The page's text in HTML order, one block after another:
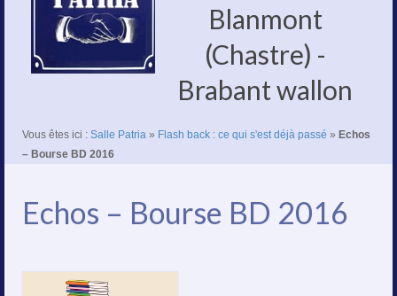
Blanmont
(Chastre) -
Brabant wallon
Vous êtes ici : Salle Patria » Flash back : ce qui s'est déjà passé » Echos
– Bourse BD 2016
Echos – Bourse BD 2016